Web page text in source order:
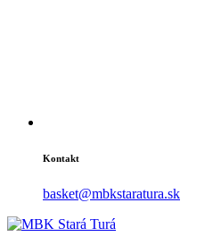
Kontakt
basket@mbkstaratura.sk